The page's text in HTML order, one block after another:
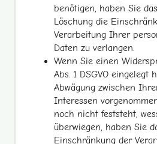
benötigen, haben Sie
Löschung die
Verarbeitung Ihrer
Daten zu verlangen.
Wenn Sie einen
Abs. 1 DSGVO eingelegt
Abwägung zwischen
Interessen
noch nicht feststeht,
überwiegen, haben Sie
Einschränkung der